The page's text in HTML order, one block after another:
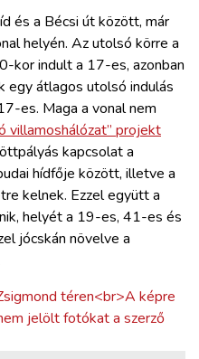
és a Bécsi út között, már
helyén. Az utolsó körre a
kor indult a 17-es, azonban
egy átlagos utolsó indulás
es. Maga a vonal nem
villamoshálózat” projekt
kapcsolat a
hídfője között, illetve a
kelnek. Ezzel együtt a
helyét a 19-es, 41-es és
jócskán növelve a